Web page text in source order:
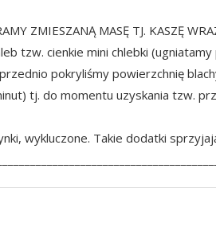
ZMIESZANĄ MASĘ TJ. KASZĘ
tzw. cienkie mini chlebki (ugniatamy
pokryliśmy powierzchnię
tj. do momentu uzyskania tzw.
wykluczone. Takie dodatki